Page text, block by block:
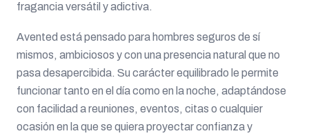
fragancia versátil y adictiva.
Avented está pensado para hombres seguros de sí
mismos, ambiciosos y con una presencia natural que no
pasa desapercibida. Su carácter equilibrado le permite
funcionar tanto en el día como en la noche, adaptándose
con facilidad a reuniones, eventos, citas o cualquier
ocasión en la que se quiera proyectar confianza y